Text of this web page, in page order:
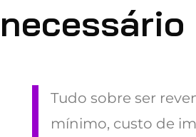
necessário
Tudo sobre ser
mínimo, custo de